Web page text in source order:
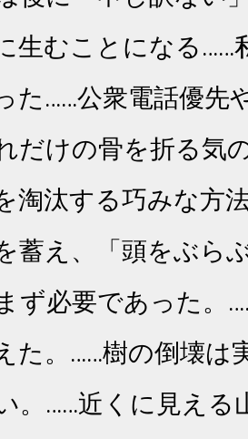
生むことになる……
た……公衆電話優先
だけの骨を折る気
淘汰する巧みな方
蓄え、「頭をぶら
ず必要であった。
た。……樹の倒壊は
。……近くに見える